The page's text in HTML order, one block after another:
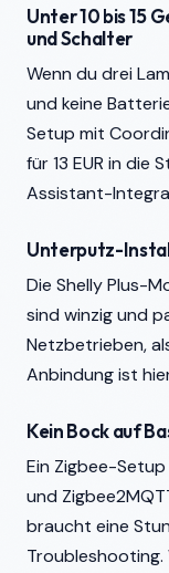
Unter 10 bis 15
und Schalter
Wenn du drei
und keine
Setup mit
für 13 EUR in die
Assistant-
Unterputz-
Die Shelly Plus-
sind winzig und
Netzbetrieben,
Anbindung ist
Kein Bock auf
Ein Zigbee-
und
braucht eine
Troubleshooting.